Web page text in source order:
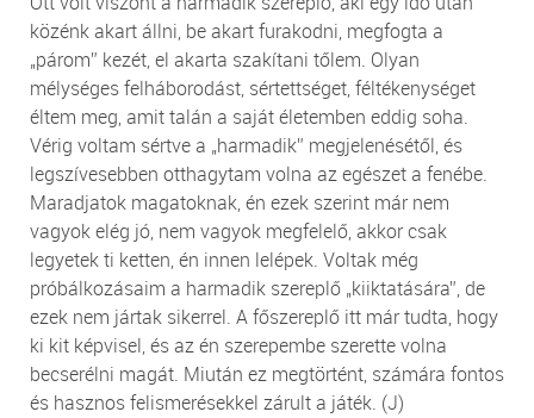
közénk akart állni, be akart furakodni, megfogta a
„párom” kezét, el akarta szakítani tőlem. Olyan
mélységes felháborodást, sértettséget, féltékenységet
éltem meg, amit talán a saját életemben eddig soha.
Vérig voltam sértve a „harmadik” megjelenésétől, és
legszívesebben otthagytam volna az egészet a fenébe.
Maradjatok magatoknak, én ezek szerint már nem
vagyok elég jó, nem vagyok megfelelő, akkor csak
legyetek ti ketten, én innen lelépek. Voltak még
próbálkozásaim a harmadik szereplő „kiiktatására”, de
ezek nem jártak sikerrel. A főszereplő itt már tudta, hogy
ki kit képvisel, és az én szerepembe szerette volna
becserélni magát. Miután ez megtörtént, számára fontos
és hasznos felismerésekkel zárult a játék. (J)